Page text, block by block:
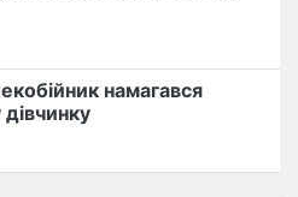
намагався